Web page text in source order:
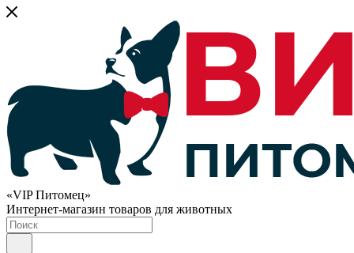
«VIP Питомец»
Интернет-магазин товаров для животных